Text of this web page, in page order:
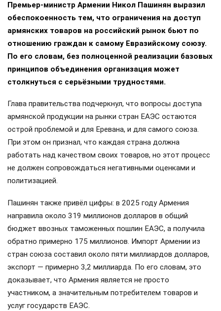
Премьер-министр Армении Никол Пашинян выразил
обеспокоенность тем, что ограничения на доступ
армянских товаров на российский рынок бьют по
отношению граждан к самому Евразийскому союзу.
По его словам, без полноценной реализации базовых
принципов объединения организация может
столкнуться с серьёзными трудностями.
Глава правительства подчеркнул, что вопросы доступа
армянской продукции на рынки стран ЕАЭС остаются
острой проблемой и для Еревана, и для самого союза.
При этом он признал, что каждая страна должна
работать над качеством своих товаров, но этот процесс
не должен сопровождаться негативными оценками и
политизацией.
Пашинян также привёл цифры: в 2025 году Армения
направила около 319 миллионов долларов в общий
бюджет ввозных таможенных пошлин ЕАЭС, а получила
обратно примерно 175 миллионов. Импорт Армении из
стран союза составил около пяти миллиардов долларов,
экспорт — примерно 3,2 миллиарда. По его словам, это
доказывает, что Армения является не просто
участником, а значительным потребителем товаров и
услуг государств ЕАЭС.